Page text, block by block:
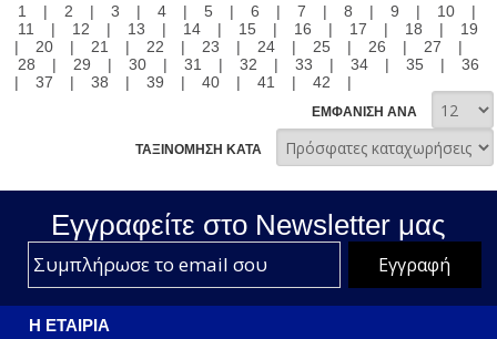
1 | 2 | 3 | 4 | 5 | 6 | 7 | 8 | 9 | 10
|
11
| 12 | 13 | 14 | 15 | 16 | 17 | 18 |
19
|
20 | 21 | 22 | 23 | 24 | 25 | 26 | 27
|
28
| 29 | 30 | 31 | 32 | 33 | 34 | 35 |
36
|
37 | 38 | 39 | 40 | 41 | 42 |
ΕΜΦΑΝΙΣΗ ΑΝΑ
ΤΑΞΙΝΟΜΗΣΗ ΚΑΤΑ
Εγγραφείτε στο Νewsletter μας
Η ΕΤΑΙΡΙΑ